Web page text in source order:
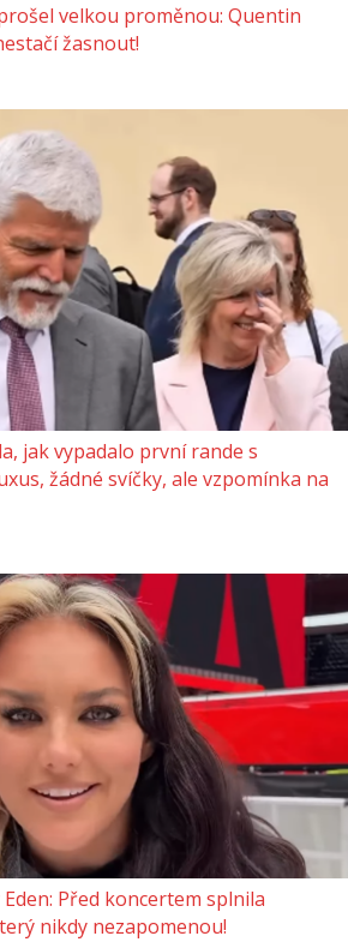
velkou proměnou: Quentin
žasnout!
jak vypadalo první rande s
žádné svíčky, ale vzpomínka na
Eden: Před koncertem splnila
nikdy nezapomenou!